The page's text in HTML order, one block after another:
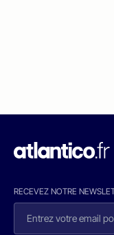
RECEVEZ NOTRE